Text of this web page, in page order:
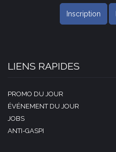
Inscription
LIENS RAPIDES
PROMO DU JOUR
ÉVÉNEMENT DU JOUR
JOBS
ANTI-GASPI